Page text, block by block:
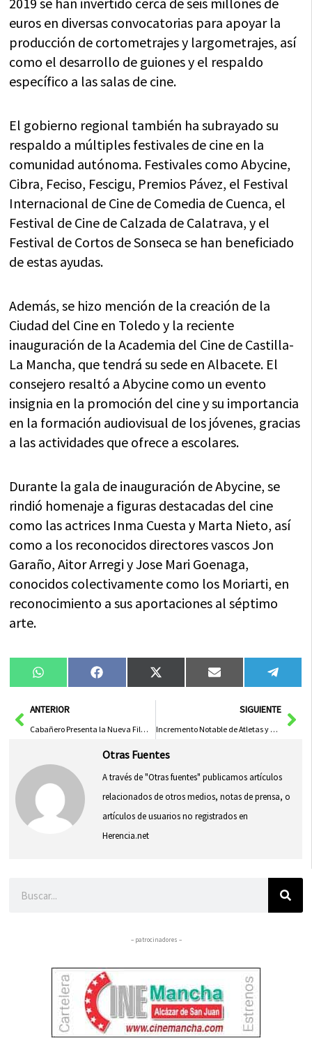
euros en diversas convocatorias para apoyar la
producción de cortometrajes y largometrajes, así
como el desarrollo de guiones y el respaldo
específico a las salas de cine.
El gobierno regional también ha subrayado su
respaldo a múltiples festivales de cine en la
comunidad autónoma. Festivales como Abycine,
Cibra, Feciso, Fescigu, Premios Pávez, el Festival
Internacional de Cine de Comedia de Cuenca, el
Festival de Cine de Calzada de Calatrava, y el
Festival de Cortos de Sonseca se han beneficiado
de estas ayudas.
Además, se hizo mención de la creación de la
Ciudad del Cine en Toledo y la reciente
inauguración de la Academia del Cine de Castilla-
La Mancha, que tendrá su sede en Albacete. El
consejero resaltó a Abycine como un evento
insignia en la promoción del cine y su importancia
en la formación audiovisual de los jóvenes, gracias
a las actividades que ofrece a escolares.
Durante la gala de inauguración de Abycine, se
rindió homenaje a figuras destacadas del cine
como las actrices Inma Cuesta y Marta Nieto, así
como a los reconocidos directores vascos Jon
Garaño, Aitor Arregi y Jose Mari Goenaga,
conocidos colectivamente como los Moriarti, en
reconocimiento a sus aportaciones al séptimo
arte.
Compartir
en
WhatsAppCompartir
en
FacebookCompartir
en
X
(Twitter)
Compartir
en
Email
en
AntANTERIOR
Cabañero Presenta la Nueva Film Commission Provincial en Colaboración con la Diputación de Albacete
SIGUIENTE
Incremento Notable de Atletas y Cuadruplicación de Participación Femenina en 3ª Edición del Circuito DuTri de Albacete
Otras Fuentes
A través de "Otras fuentes" publicamos artículos
relacionados de otros medios, notas de prensa, o
artículos de usuarios no registrados en
Herencia.net
– patrocinadores –